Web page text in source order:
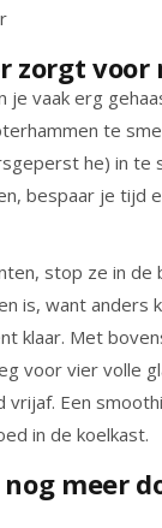
zorgt
je vaak erg
te
he) in te
bespaar je tijd
stop ze in
is, want anders
klaar. Met
voor vier volle
vrijaf. Een
in de koelkast.
meer